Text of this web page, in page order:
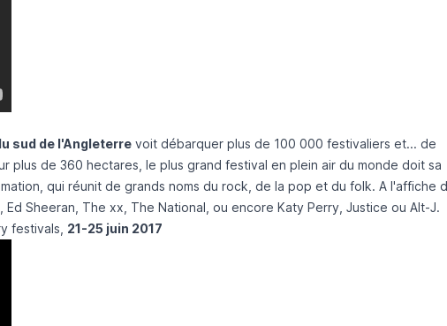
sud de l'Angleterre voit débarquer plus de 100 000 festivaliers et... de
plus de 360 hectares, le plus grand festival en plein air du monde doit sa
qui réunit de grands noms du rock, de la pop et du folk. A l'affiche
Sheeran, The xx, The National, ou encore Katy Perry, Justice ou Alt-J.
festivals 21-25 juin 2017